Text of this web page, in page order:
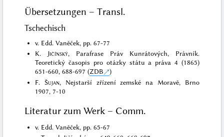
Übersetzungen – Transl.
Tschechisch
v. Edd. Vaněček, pp. 67-77
K. Jičínský, Parafrase Práv Kunrátových, Právník.
Teoretický časopis pro otázky státu a práva 4 (1865)
651-660, 688-697 (ZDB
)
F. Šujan, Nejstarší zřízení zemské na Moravě, Brno
1907, 7-10
Literatur zum Werk – Comm.
v. Edd. Vaněček, pp. 65-67